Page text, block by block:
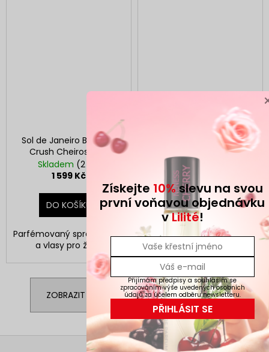
Sol de Janeiro Brazilian
Crush Cheirosa '59
Skladem (2 ks)
1 599 Kč
DO KOŠÍKU
Parfémovaný sprej na tělo
a vlasy pro ženy
Neness Orchid & Vanilla
Skladem
129 Kč
DO KOŠÍKU
Parfémovaná voda pro
ženy
ZOBRAZIT VŠECHNY SOUVISEJÍCÍ PRODUKTY
Získejte 10%slevu na svou
první voňavou objednávku
vLilité!
Přijímám předpisy a souhlasím se
zpracováním výše uvedených osobních
údajů za účelem odběru newsletteru.
PŘIHLÁSIT SE